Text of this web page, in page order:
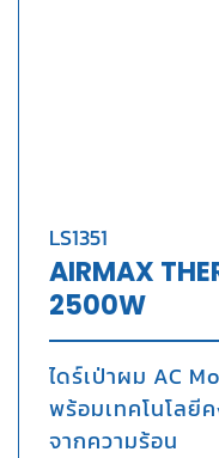
LS1351
AIRMAX
2500W
ไดร์เป่าผม AC
พร้อมเทคโนโลยี
จากความร้อน